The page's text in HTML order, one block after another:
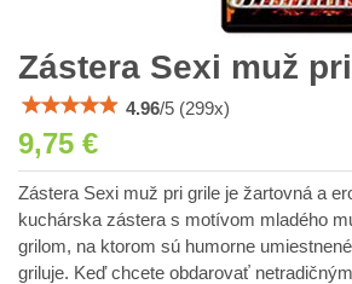
Zástera Sexi muž
4.96/5 (299x)
9,75 €
Zástera Sexi muž pri grile je žartovná a
kuchárska zástera s motívom mladého
grilom, na ktorom sú humorne
griluje. Keď chcete obdarovať